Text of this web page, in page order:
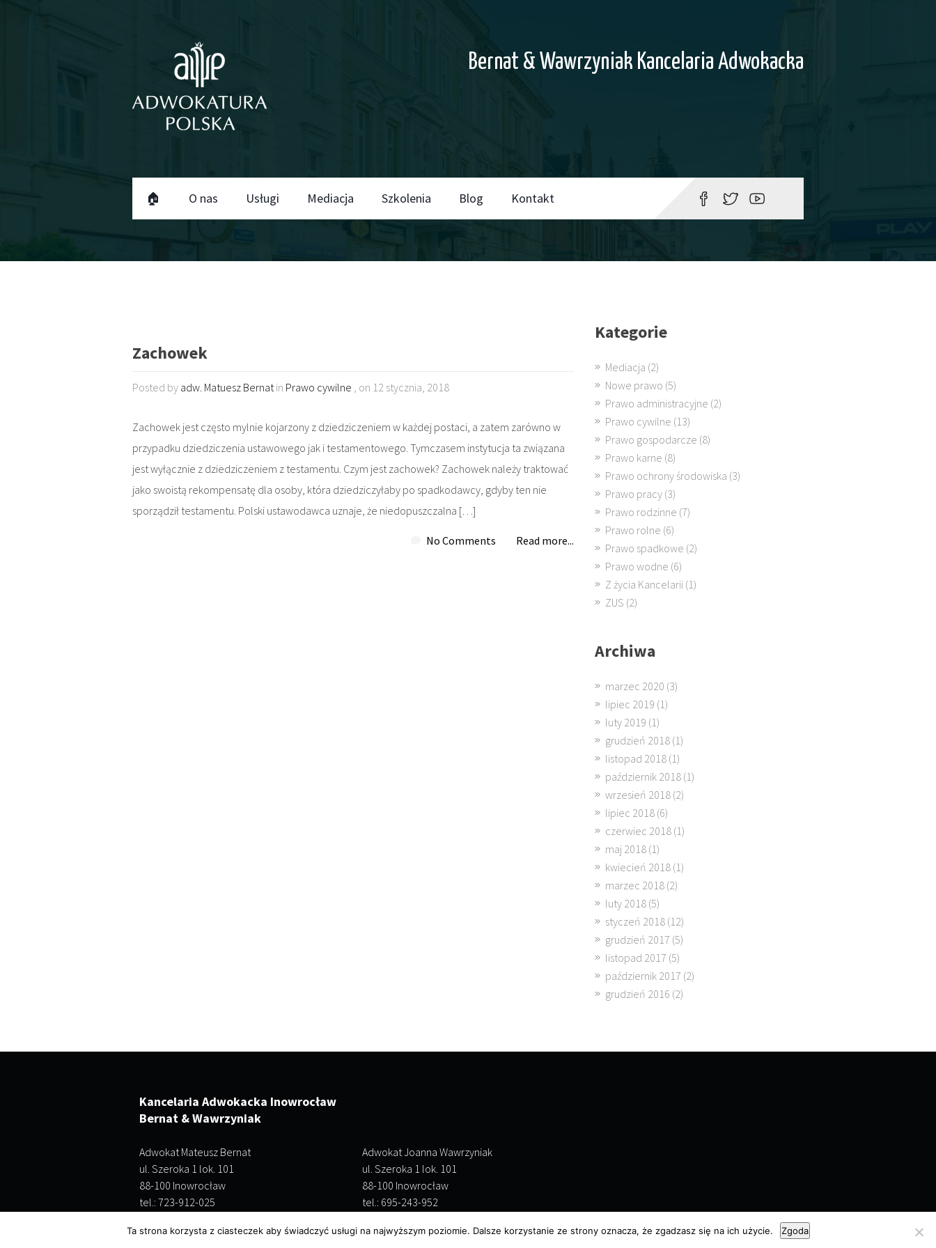
Bernat & Wawrzyniak Kancelaria Adwokacka
🏠 O nas Usługi Mediacja Szkolenia Blog Kontakt
Zachowek
Posted by adw. Matuesz Bernatin Prawo cywilne , on 12 stycznia, 2018
Zachowek jest często mylnie kojarzony z dziedziczeniem w każdej postaci, a zatem zarówno w
przypadku dziedziczenia ustawowego jak i testamentowego. Tymczasem instytucja ta związana
jest wyłącznie z dziedziczeniem z testamentu. Czym jest zachowek? Zachowek należy traktować
jako swoistą rekompensatę dla osoby, która dziedziczyłaby po spadkodawcy, gdyby ten nie
sporządził testamentu. Polski ustawodawca uznaje, że niedopuszczalna […]
No Comments Read more...
Kategorie
Mediacja (2)
Nowe prawo (5)
Prawo administracyjne (2)
Prawo cywilne (13)
Prawo gospodarcze (8)
Prawo karne (8)
Prawo ochrony środowiska (3)
Prawo pracy (3)
Prawo rodzinne (7)
Prawo rolne (6)
Prawo spadkowe (2)
Prawo wodne (6)
Z życia Kancelarii (1)
ZUS (2)
Archiwa
marzec 2020 (3)
lipiec 2019 (1)
luty 2019 (1)
grudzień 2018 (1)
listopad 2018 (1)
październik 2018 (1)
wrzesień 2018 (2)
lipiec 2018 (6)
czerwiec 2018 (1)
maj 2018 (1)
kwiecień 2018 (1)
marzec 2018 (2)
luty 2018 (5)
styczeń 2018 (12)
grudzień 2017 (5)
listopad 2017 (5)
październik 2017 (2)
grudzień 2016 (2)
Kancelaria Adwokacka Inowrocław
Bernat & Wawrzyniak
Adwokat Mateusz Bernat
ul. Szeroka 1 lok. 101
88-100 Inowrocław
tel.: 723-912-025
Adwokat Joanna Wawrzyniak
ul. Szeroka 1 lok. 101
88-100 Inowrocław
tel.: 695-243-952
Ta strona korzysta z ciasteczek aby świadczyć usługi na najwyższym poziomie. Dalsze korzystanie ze strony oznacza, że zgadzasz się na ich użycie. Zgoda